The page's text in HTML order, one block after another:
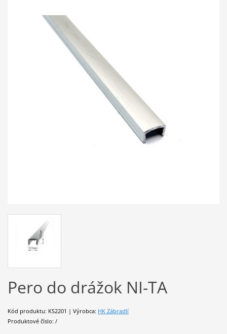
Pero do drážok NI-TA
Kód produktu: KS2201 | Výrobca: HK Zábradlí
Produktové číslo: /